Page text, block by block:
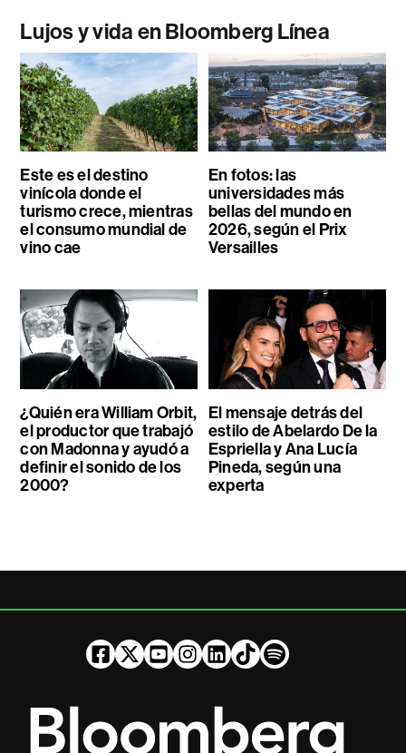
Lujos y vida en Bloomberg Línea
Este es el destino
vinícola donde el
turismo crece, mientras
el consumo mundial de
vino cae
En fotos: las
universidades más
bellas del mundo en
2026, según el Prix
Versailles
¿Quién era William Orbit,
el productor que trabajó
con Madonna y ayudó a
definir el sonido de los
2000?
El mensaje detrás del
estilo de Abelardo De la
Espriella y Ana Lucía
Pineda, según una
experta